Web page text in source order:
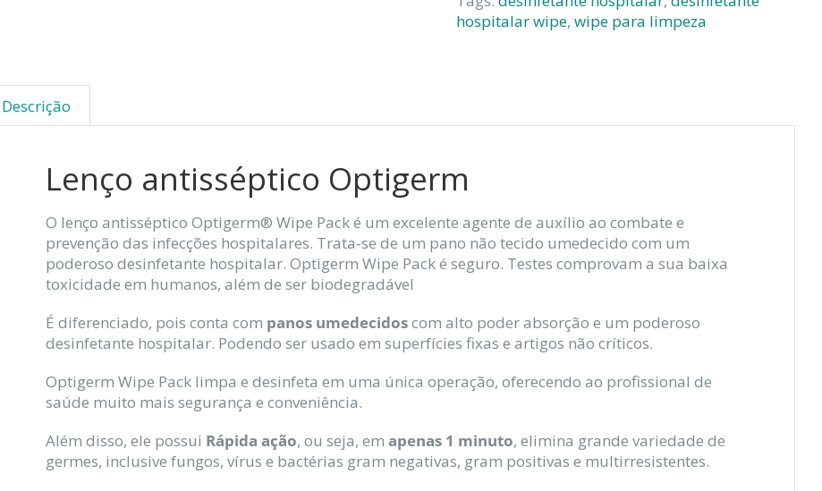
hospitalar wipe,wipe para limpeza
Descrição
Lenço antisséptico Optigerm
O lenço antisséptico Optigerm® Wipe Pack é um excelente agente de auxílio ao combate e
prevenção das infecções hospitalares. Trata-se de um pano não tecido umedecido com um
poderoso desinfetante hospitalar. Optigerm Wipe Pack é seguro. Testes comprovam a sua baixa
toxicidade em humanos, além de ser biodegradável
É diferenciado, pois conta com panos umedecidoscom alto poder absorção e um poderoso
desinfetante hospitalar. Podendo ser usado em superfícies fixas e artigos não críticos.
Optigerm Wipe Pack limpa e desinfeta em uma única operação, oferecendo ao profissional de
saúde muito mais segurança e conveniência.
Além disso, ele possui Rápida ação, ou seja, emapenas 1 minuto, elimina grande variedade de
germes, inclusive fungos, vírus e bactérias gram negativas, gram positivas e multirresistentes.